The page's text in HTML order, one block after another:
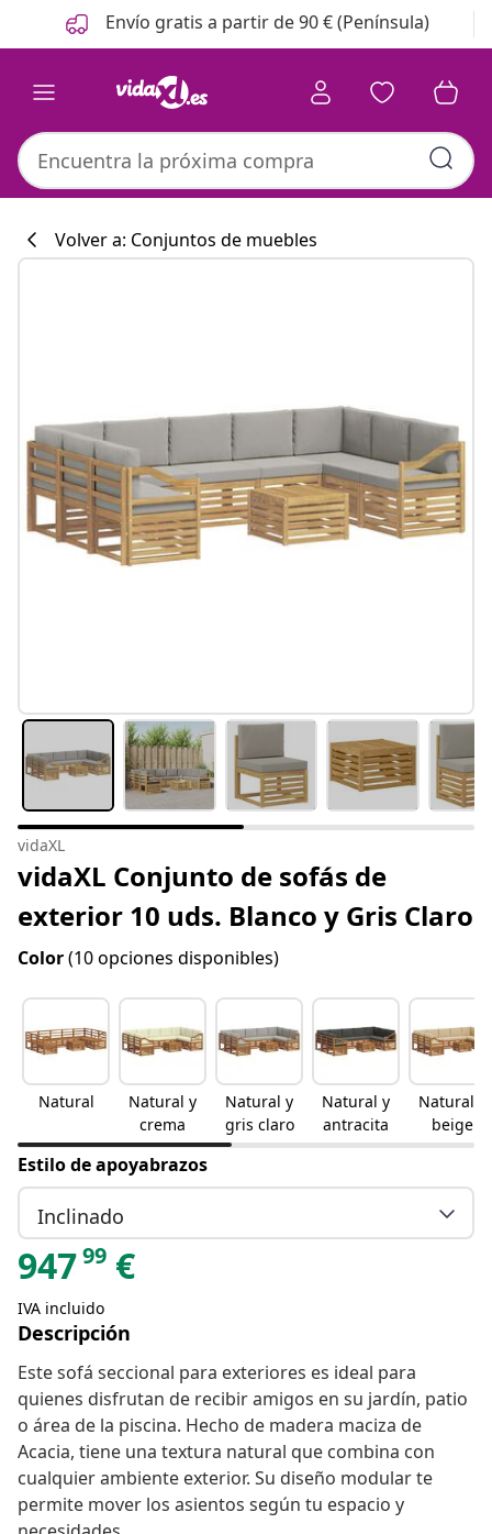
Anterior
Siguiente Envío gratis a partir de 90 € (Península)
#sharemevidaxl
Volver a: Conjuntos de muebles
vidaXL
vidaXL Conjunto de sofás de
exterior 10 uds. Blanco y Gris Claro
Color(10 opciones disponibles)
Natural
Natural y
crema
Natural y
gris claro
Natural y
antracita
Natural y
beige
Estilo de apoyabrazos
Inclinado
94799 €
IVA incluido
Descripción
Este sofá seccional para exteriores es ideal para
quienes disfrutan de recibir amigos en su jardín, patio
o área de la piscina. Hecho de madera maciza de
Acacia, tiene una textura natural que combina con
cualquier ambiente exterior. Su diseño modular te
permite mover los asientos según tu espacio y